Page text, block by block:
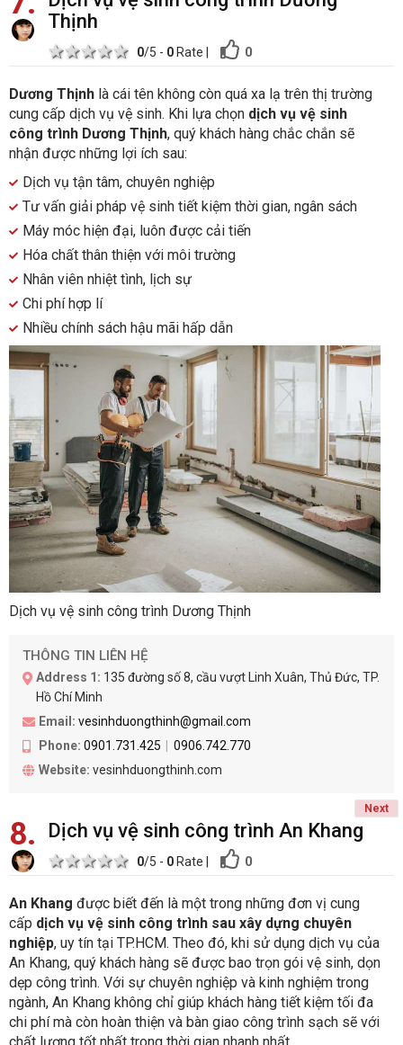
Thịnh
5 stars
4 stars
3 stars
2 stars
1 star 0/5 - 0Rate 0
Dương Thịnh là cái tên không còn quá xa lạ trên thị trường
cung cấp dịch vụ vệ sinh. Khi lựa chọn dịch vụ vệ sinh
công trình Dương Thịnh, quý khách hàng chắc chắn sẽ
nhận được những lợi ích sau:
Dịch vụ tận tâm, chuyên nghiệp
Tư vấn giải pháp vệ sinh tiết kiệm thời gian, ngân sách
Máy móc hiện đại, luôn được cải tiến
Hóa chất thân thiện với môi trường
Nhân viên nhiệt tình, lịch sự
Chi phí hợp lí
Nhiều chính sách hậu mãi hấp dẫn
Dịch vụ vệ sinh công trình Dương Thịnh
THÔNG TIN LIÊN HỆ
Address 1: 135 đường số 8, cầu vượt Linh Xuân, Thủ Đức, TP.
Hồ Chí Minh
Email: vesinhduongthinh@gmail.com
Phone: 0901.731.425
0906.742.770
Website: vesinhduongthinh.com
Next
8 Dịch vụ vệ sinh công trình An Khang
5 stars
4 stars
3 stars
2 stars
1 star 0/5 - 0Rate 0
An Khang được biết đến là một trong những đơn vị cung
cấp dịch vụ vệ sinh công trình sau xây dựng chuyên
nghiệp, uy tín tại TP.HCM. Theo đó, khi sử dụng dịch vụ của
An Khang, quý khách hàng sẽ được bao trọn gói vệ sinh, dọn
dẹp công trình. Với sự chuyên nghiệp và kinh nghiệm trong
ngành, An Khang không chỉ giúp khách hàng tiết kiệm tối đa
chi phí mà còn hoàn thiện và bàn giao công trình sạch sẽ với